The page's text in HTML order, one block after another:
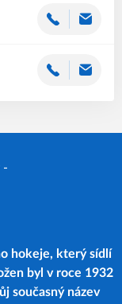
hokeje, který sídlí
byl v roce 1932
současný název